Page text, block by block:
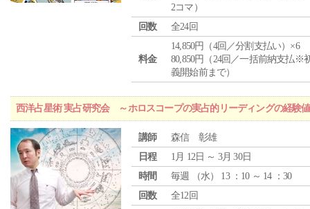
2コマ）
回数
全24回
料金
14,850円（4回／分割支払い）×6
80,850円（24回／一括前納支払※
義開始前まで）
西洋占星術 実占研究会 ～ホロスコープの実占的リーディングの経験
講師
森信 彰雄
日程
1月 12日 ～ 3月 30日
時間
毎週 （水） 13 ：10 ～ 14 ：30
回数
全12回